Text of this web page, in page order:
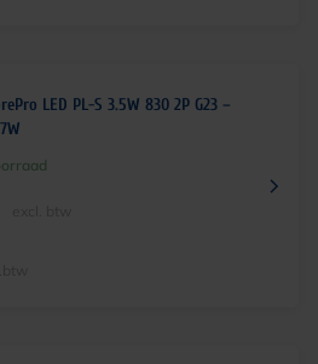
LED PL-S 3.5W 830 2P G23 –